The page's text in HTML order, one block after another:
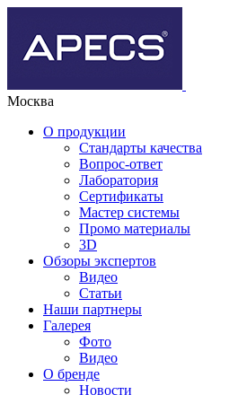
Москва
О продукции
Стандарты качества
Вопрос-ответ
Лаборатория
Сертификаты
Мастер системы
Промо материалы
3D
Обзоры экспертов
Видео
Статьи
Наши партнеры
Галерея
Фото
Видео
О бренде
Новости